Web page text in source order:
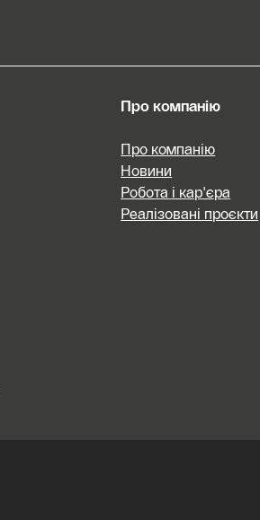
Про компанію
Про компанію
Новини
Робота і кар'єра
Реалізовані проєкти